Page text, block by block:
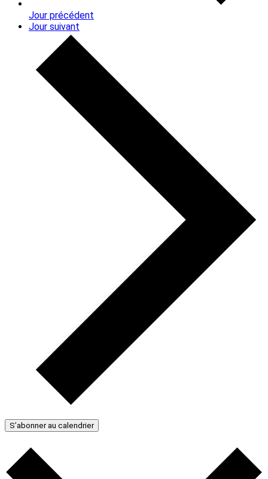
Jour précédent
Jour suivant
S’abonner au calendrier